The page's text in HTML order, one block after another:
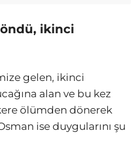
ikinci
gelen, ikinci
alan ve bu kez
ölümden dönerek
ise duygularını şu